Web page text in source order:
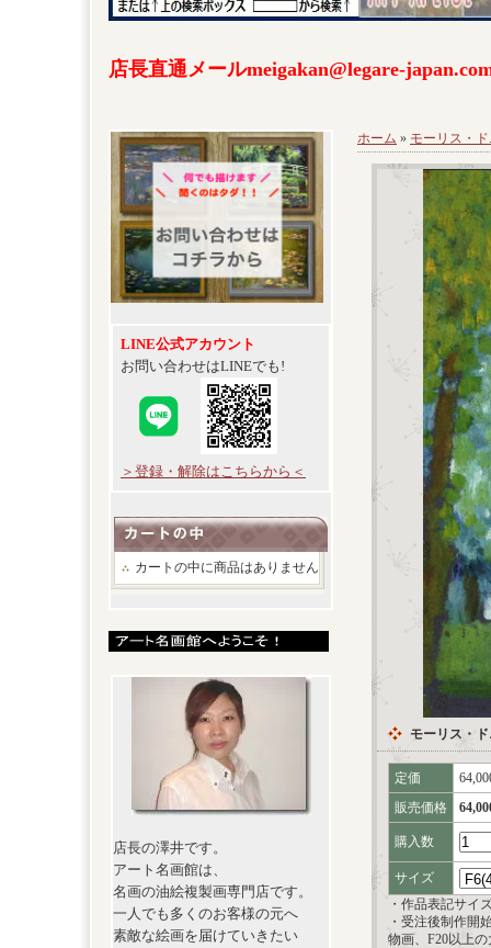
店長直通メールmeigakan@legare-
LINE公式アカウント
お問い合わせはLINEでも!
＞登録・解除はこちらから＜
カートの中に商品はありません
店長の澤井です。
アート名画館は、
名画の油絵複製画専門店です。
一人でも多くのお客様の元へ
素敵な絵画を届けていきたい
ホーム » モーリス・
モーリス・
定価
販売価格
購入数
サイズ
・作品表記サイ
・受注後制作開
物画、F20以上